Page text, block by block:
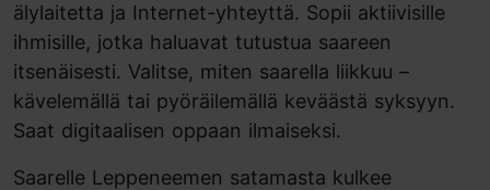
älylaitetta ja Internet-yhteyttä. Sopii aktiivisille
ihmisille, jotka haluavat tutustua saareen
itsenäisesti. Valitse, miten saarella liikkuu –
kävelemällä tai pyöräilemällä keväästä syksyyn.
Saat digitaalisen oppaan ilmaiseksi.
Saarelle Leppeneemen satamasta kulkee